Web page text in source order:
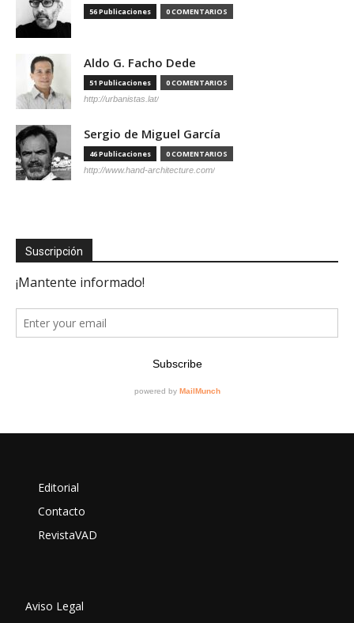
56 Publicaciones 0 COMENTARIOS
Aldo G. Facho Dede
51 Publicaciones 0 COMENTARIOS
http://urbanistas.lat/
Sergio de Miguel García
46 Publicaciones 0 COMENTARIOS
http://www.hand-architecture.com/
Suscripción
Editorial
Contacto
RevistaVAD
Aviso Legal